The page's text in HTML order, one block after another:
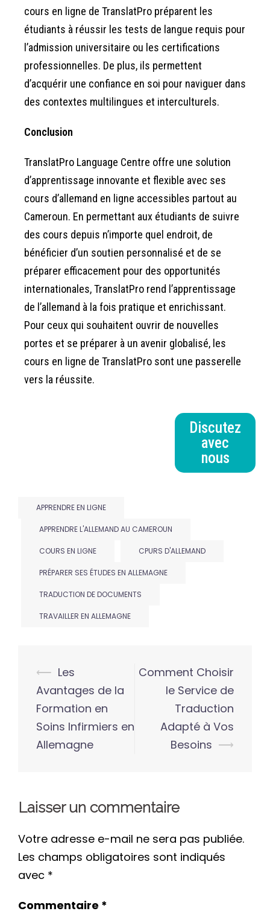
cours en ligne de TranslatPro préparent les
étudiants à réussir les tests de langue requis pour
l’admission universitaire ou les certifications
professionnelles. De plus, ils permettent
d’acquérir une confiance en soi pour naviguer dans
des contextes multilingues et interculturels.
Conclusion
TranslatPro Language Centre offre une solution
d’apprentissage innovante et flexible avec ses
cours d’allemand en ligne accessibles partout au
Cameroun. En permettant aux étudiants de suivre
des cours depuis n’importe quel endroit, de
bénéficier d’un soutien personnalisé et de se
préparer efficacement pour des opportunités
internationales, TranslatPro rend l’apprentissage
de l’allemand à la fois pratique et enrichissant.
Pour ceux qui souhaitent ouvrir de nouvelles
portes et se préparer à un avenir globalisé, les
cours en ligne de TranslatPro sont une passerelle
vers la réussite.
Discutez
avec
nous
APPRENDRE EN LIGNE
APPRENDRE L'ALLEMAND AU CAMEROUN
COURS EN LIGNE CPURS D'ALLEMAND
PRÉPARER SES ÉTUDES EN ALLEMAGNE
TRADUCTION DE DOCUMENTS
TRAVAILLER EN ALLEMAGNE
⟵ Les
Avantages de la
Formation en
Soins Infirmiers en
Allemagne
Comment Choisir
le Service de
Traduction
Adapté à Vos
Besoins ⟶
Laisser un commentaire
Votre adresse e-mail ne sera pas publiée.
Les champs obligatoires sont indiqués
avec *
Commentaire *